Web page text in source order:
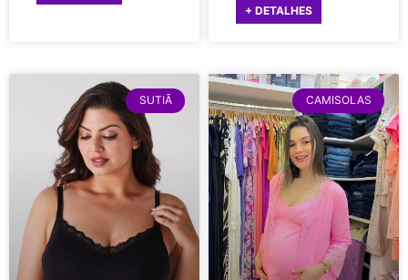
+ DETALHES
SUTIÃ CAMISOLAS